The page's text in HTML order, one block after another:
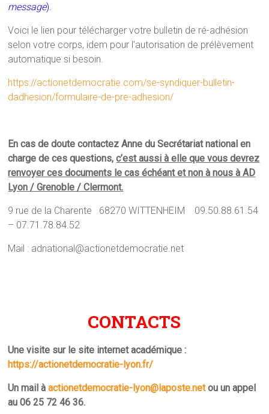
message).
Voici le lien pour télécharger votre bulletin de ré-adhésion
selon votre corps, idem pour l’autorisation de prélèvement
automatique si besoin.
https://actionetdemocratie.com/se-syndiquer-bulletin-
dadhesion/formulaire-de-pre-adhesion/
En cas de doute contactez Anne du Secrétariat national en
charge de ces questions,c’est aussi à elle que vous devrez
renvoyer ces documents le cas échéant et non à nous à AD
Lyon / Grenoble / Clermont.
9 rue de la Charente 68270 WITTENHEIM 09.50.88.61.54
– 07.71.78.84.52
Mail : adnational@actionetdemocratie.net
CONTACTS
Une visite sur le site internet académique :
https://actionetdemocratie-lyon.fr/
Un mail àactionetdemocratie-lyon@laposte.netou un appel
au 06 25 72 46 36.